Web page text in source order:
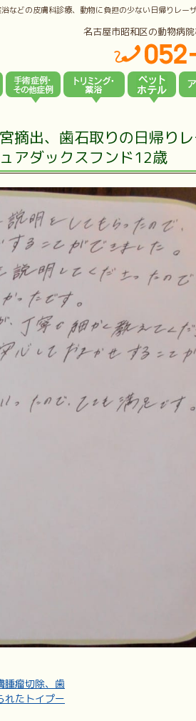
などの皮膚科診療、動物に負担の少ない日帰りレー
名古屋市昭和区の動物病
摘出、歯石取りの日帰り
アダックスフンド12歳
腫瘤切除、歯
れたトイプー